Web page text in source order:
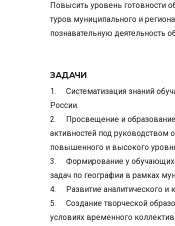
Повысить уровень готовности
туров муниципального и
познавательную деятельность
ЗАДАЧИ
1.
Систематизация знаний
России.
2.
Просвещение и
активностей под руководством
повышенного и высокого
3.
Формирование у
задач по географии в рамках
4.
Развитие аналитического
5.
Создание творческой
условиях временного